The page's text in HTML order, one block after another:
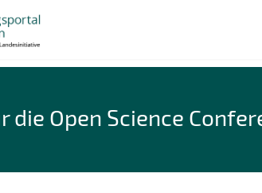
die Open Science